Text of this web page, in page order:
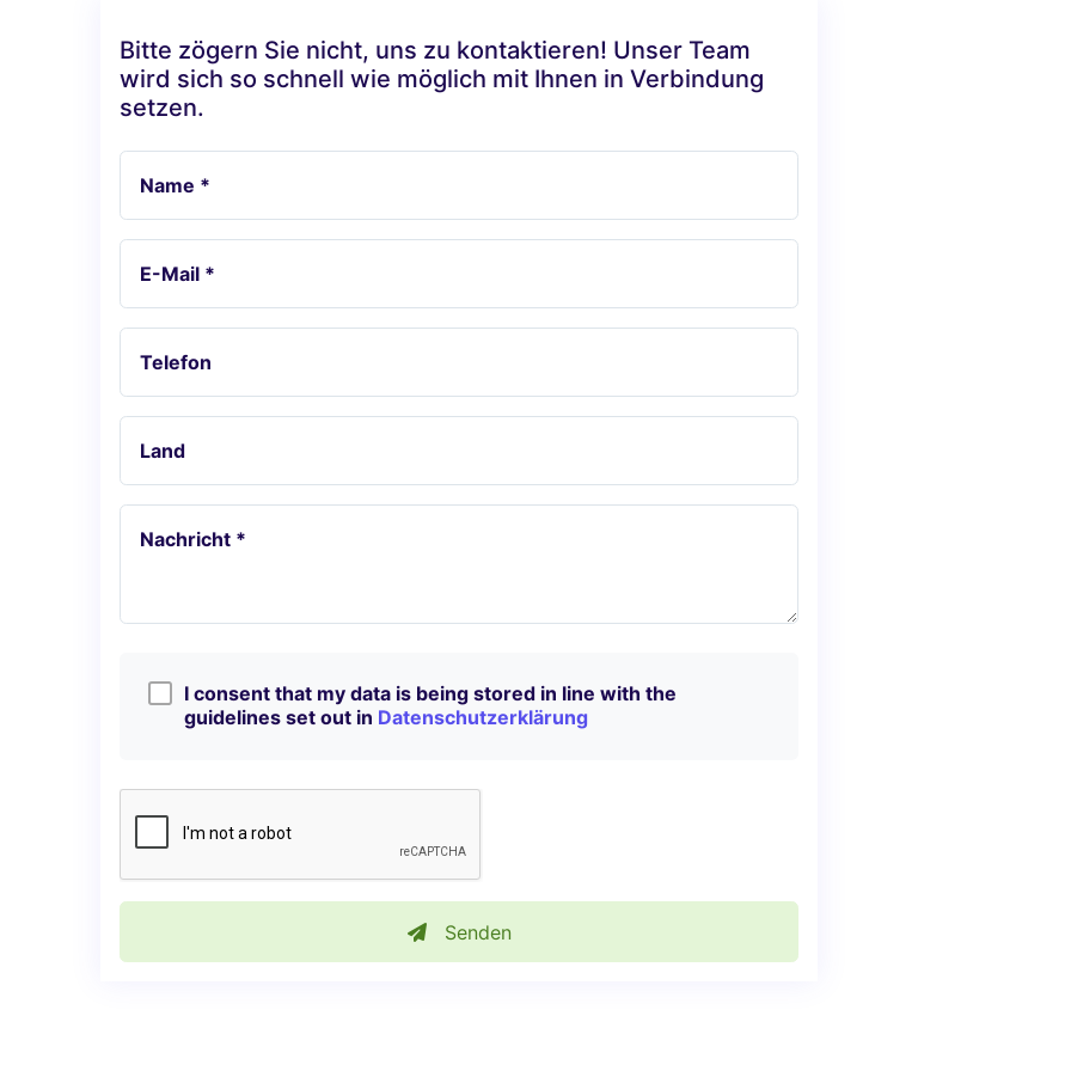
Bitte zögern Sie nicht, uns zu kontaktieren! Unser Team
wird sich so schnell wie möglich mit Ihnen in Verbindung
setzen.
Name *
E-Mail *
Telefon
Land
Nachricht *
I consent that my data is being stored in line with the
guidelines set out in Datenschutzerklärung
Senden